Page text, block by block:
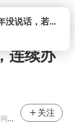
打开
连续办
号
关注